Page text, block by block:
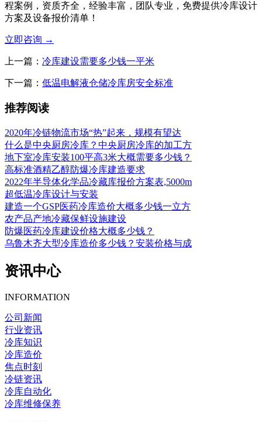
程案例，资质齐全，经验丰富，团队专业，免费提供冷库设计
方案及设备报价清单！
立即咨询 →
上一篇： 冷库建设需要多少钱一平米
下一篇： 低温电解液仓储冷库房安全标准
推荐阅读
2020年冷链物流市场“热”起来，规模有望达
什么是中央厨房冷库？中央厨房冷库的加工方
地下室冷库安装100平高3米大概需要多少钱？
高标准酒精乙醇防爆冷库建造要求
2022年半导体化学品冷藏库报价方案表,5000m
超低温冷库设计与安装
建造一个GSP医药冷库造价大概多少钱一立方
农产品产地冷藏保鲜设施建设
防爆医药冷库建设价格大概多少钱？
乌鲁木齐大型冷库造价多少钱？安装价格与成
资讯中心
INFORMATION
公司新闻
行业资讯
冷库知识
冷库造价
焦点时刻
冷链资讯
冷库自动化
冷库维修保养